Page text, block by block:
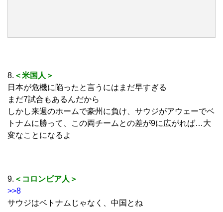
8. ＜米国人＞
日本が危機に陥ったと言うにはまだ早すぎる
まだ7試合もあるんだから
しかし来週のホームで豪州に負け、サウジがアウェーでベ
トナムに勝って、この両チームとの差が9に広がれば…大
変なことになるよ
9. ＜コロンビア人＞
>>8
サウジはベトナムじゃなく、中国とね